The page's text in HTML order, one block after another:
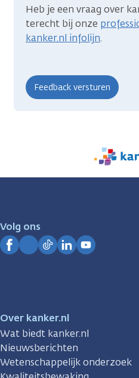
Heb je een vraag over
terecht bij onze
kanker.nl infolijn.
Volg ons
Over kanker.nl
Wat biedt kanker.nl
Nieuwsberichten
Wetenschappelijk onderzoek